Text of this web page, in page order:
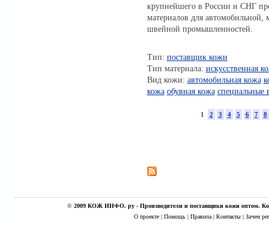
крупнейшего в России и СНГ
материалов для автомобильной,
швейной промышленностей.
Тип: поставщик кожи
Тип материала: искусственная
Вид кожи: автомобильная кожа
кожа обувная кожа специальные
1 2 3 4 5 6 7 8
© 2009 КОЖ ИНФО. ру - Производители и поставщики кожи оптом.
О проекте | Помощь | Правила | Контакты | Зачем